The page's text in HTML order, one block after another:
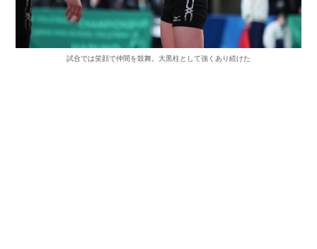
試合では笑顔で仲間を鼓舞。大黒柱として強くあり続けた